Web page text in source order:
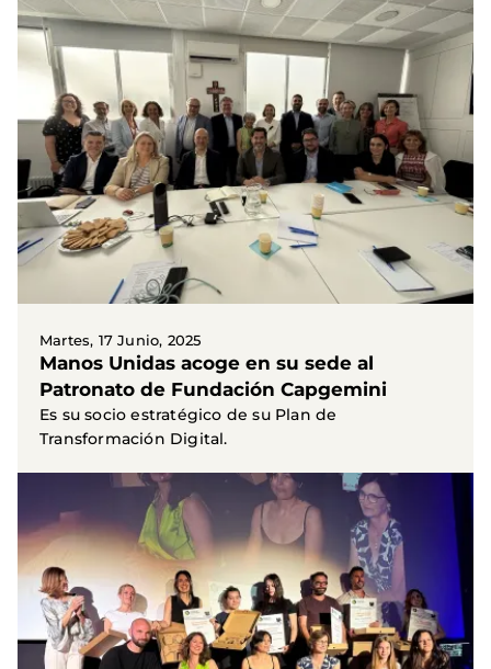
Martes, 17 Junio, 2025
Manos Unidas acoge en su sede al
Patronato de Fundación Capgemini
Es su socio estratégico de su Plan de
Transformación Digital.